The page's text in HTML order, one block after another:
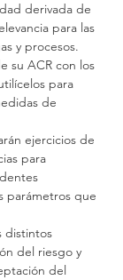
derivada de
para las
y procesos.
su ACR con los
para
de
ejercicios de
para
parámetros que
distintos
del riesgo y
del